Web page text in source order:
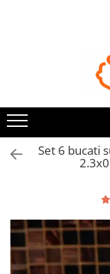
Bariere protectie
Protectii mobilier
Banda protectie
Protectie colturi
Sigurante pentru
Sigurante geamuri
Kituri de siguranta
bebelusi
Set 6 bucati